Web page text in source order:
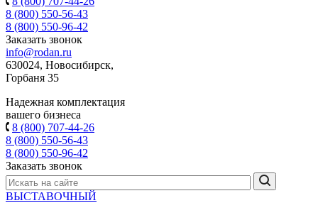
8 (800) 550-56-43
8 (800) 550-96-42
Заказать звонок
info@rodan.ru
630024, Новосибирск,
Горбаня 35
Надежная комплектация
вашего бизнеса
8 (800) 707-44-26
8 (800) 550-56-43
8 (800) 550-96-42
Заказать звонок
ВЫСТАВОЧНЫЙ